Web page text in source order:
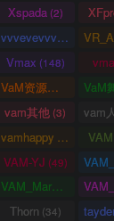
Xspada(2)
vvvevevvv
(191)
Vmax (148)
VaM资源中心 (4163)
vam其他 (3) vam
vamhappy
VAM-YJ (49)
VAM_Mars(0)
Thorn (34)